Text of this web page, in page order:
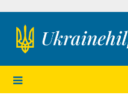
Ukrainehilfe